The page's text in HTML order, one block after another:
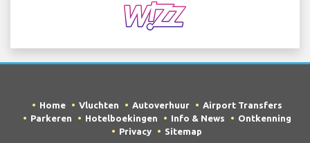
Home Vluchten Autoverhuur
Airport Transfers
Parkeren
Hotelboekingen Info & News
Ontkenning
Privacy
Sitemap